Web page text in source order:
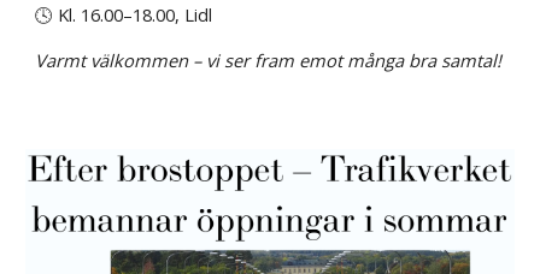
🕓 Kl. 16.00–18.00, Lidl
Varmt välkommen – vi ser fram emot många bra samtal!